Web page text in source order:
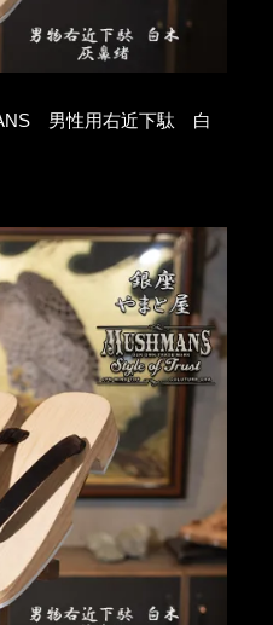
男性用右近下駄 白